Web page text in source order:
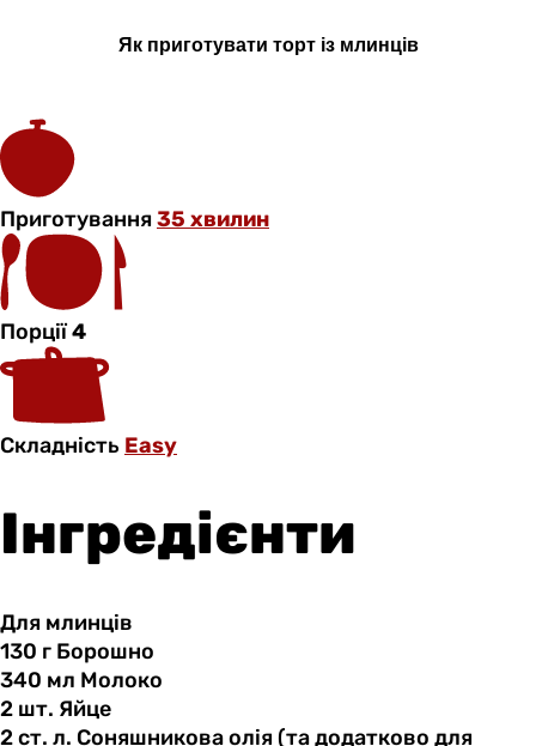
Як приготувати торт із млинців
Приготування35 хвилин
Порції4
Складність Easy
Інгредієнти
Для млинців
130 г Борошно
340 мл Молоко
2 шт. Яйце
2 ст. л. Соняшникова олія (та додатково для